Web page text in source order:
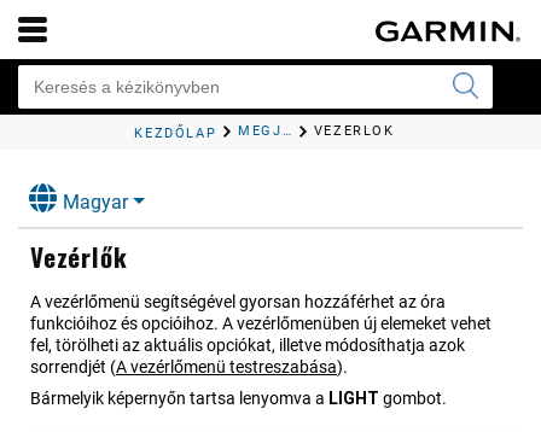
KEZDŐLAP MEGJELENÉS VEZÉRLŐK
Magyar
Vezérlők
A vezérlőmenü segítségével gyorsan hozzáférhet az óra
funkcióihoz és opcióihoz. A vezérlőmenüben új elemeket vehet
fel, törölheti az aktuális opciókat, illetve módosíthatja azok
sorrendjét (A vezérlőmenü testreszabása).
Bármelyik képernyőn tartsa lenyomva a LIGHT gombot.